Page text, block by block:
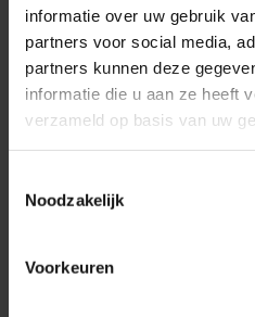
informatie over uw gebruik
partners voor social media,
partners kunnen deze
informatie die u aan ze heeft
verzameld op basis van uw
Noodzakelijk
Voorkeuren
BEKIJK
Deze cruises zijn zeer geschikt